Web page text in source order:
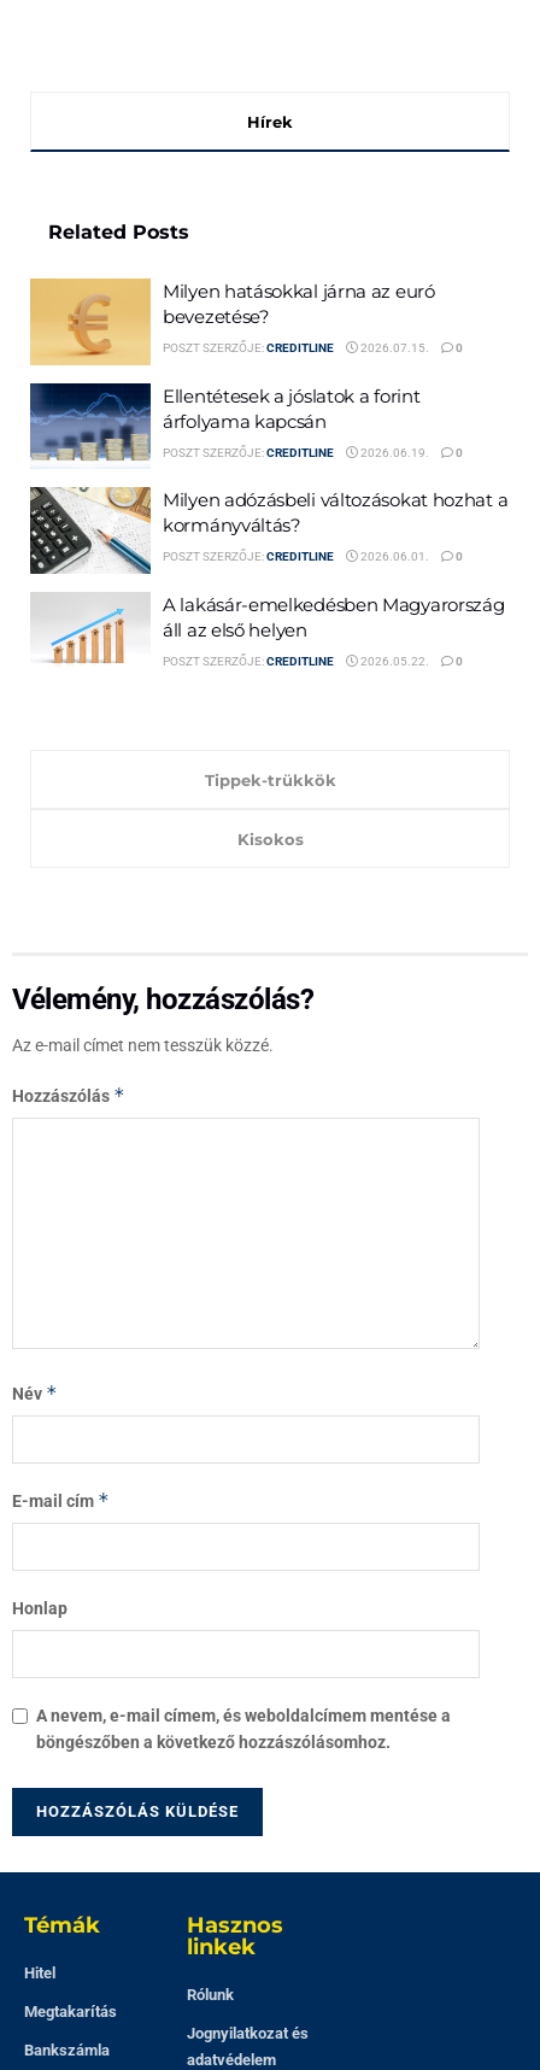
Hírek
Related Posts
Milyen hatásokkal járna az euró
bevezetése?
POSZT SZERZŐJE:CREDITLINE 2026.07.15. 0
Ellentétesek a jóslatok a forint
árfolyama kapcsán
POSZT SZERZŐJE:CREDITLINE 2026.06.19. 0
Milyen adózásbeli változásokat hozhat a
kormányváltás?
POSZT SZERZŐJE:CREDITLINE 2026.06.01. 0
A lakásár-emelkedésben Magyarország
áll az első helyen
POSZT SZERZŐJE:CREDITLINE 2026.05.22. 0
Tippek-trükkök
Kisokos
Vélemény, hozzászólás?
Az e-mail címet nem tesszük közzé.
Hozzászólás *
Név *
E-mail cím *
Honlap
A nevem, e-mail címem, és weboldalcímem mentése a
böngészőben a következő hozzászólásomhoz.
Témák
Hitel
Megtakarítás
Bankszámla
Hasznos
linkek
Rólunk
Jognyilatkozat és
adatvédelem